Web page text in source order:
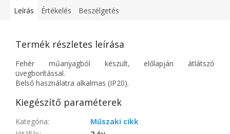
Leírás Értékelés Beszélgetés
Termék részletes leírása
Fehér műanyagból készült, előlapján átlátszó
üvegborítással.
Belső használatra alkalmas (IP20).
Kiegészítő paraméterek
Kategória:
Műszaki cikk